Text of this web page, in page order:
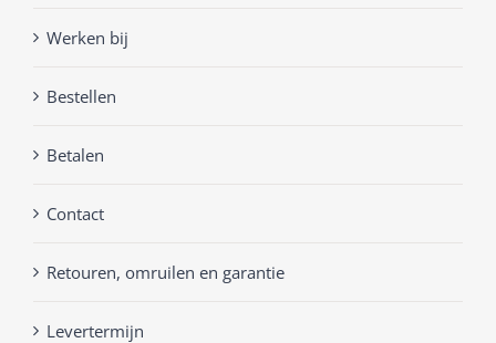
Werken bij
Bestellen
Betalen
Contact
Retouren, omruilen en garantie
Levertermijn